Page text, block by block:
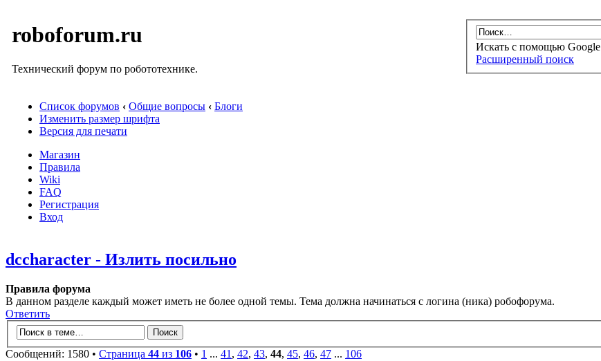
roboforum.ru
Технический форум по робототехнике.
Искать с помощью Google
Расширенный поиск
Список форумов ‹ Общие вопросы ‹ Блоги
Изменить размер шрифта
Версия для печати
Магазин
Правила
Wiki
FAQ
Регистрация
Вход
dccharacter - Излить посильно
Правила форума
В данном разделе каждый может иметь не более одной темы. Тема должна начинаться с логина (ника) робофорума.
Ответить
Сообщений: 1580 • Страница 44 из 106 • 1 ... 41, 42, 43, 44, 45, 46, 47 ... 106